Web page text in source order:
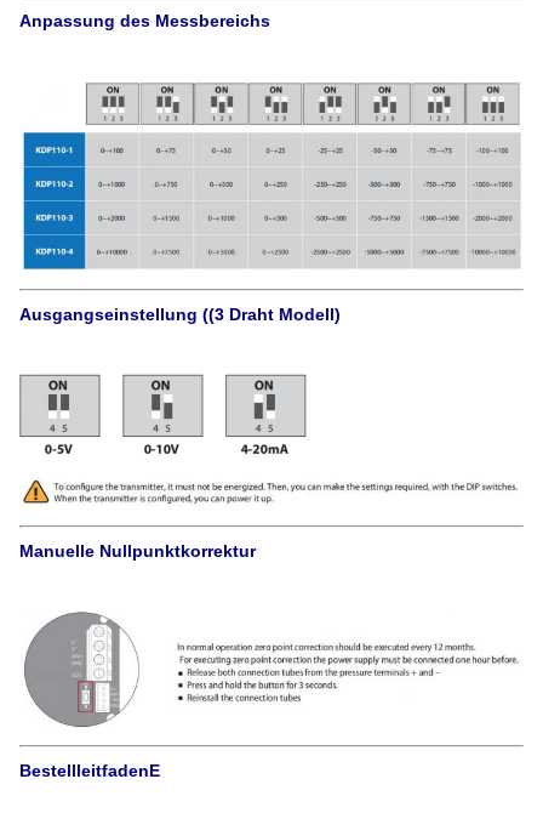
Anpassung des Messbereichs
Ausgangseinstellung ((3 Draht Modell)
Manuelle Nullpunktkorrektur
BestellleitfadenE